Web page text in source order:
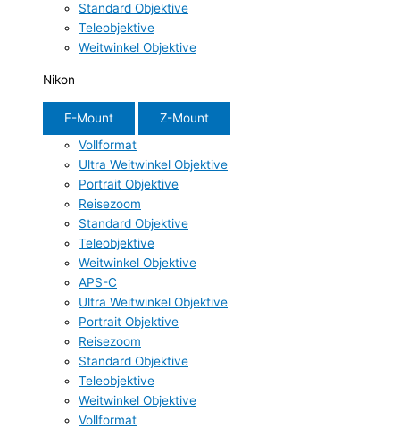
Standard Objektive
Teleobjektive
Weitwinkel Objektive
Nikon
F-Mount
Z-Mount
Vollformat
Ultra Weitwinkel Objektive
Portrait Objektive
Reisezoom
Standard Objektive
Teleobjektive
Weitwinkel Objektive
APS-C
Ultra Weitwinkel Objektive
Portrait Objektive
Reisezoom
Standard Objektive
Teleobjektive
Weitwinkel Objektive
Vollformat